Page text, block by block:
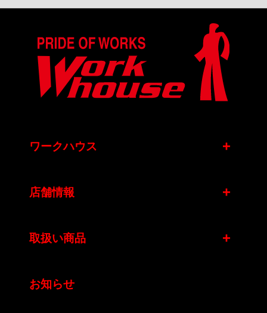
ワークハウス +
店舗情報 +
取扱い商品 +
お知らせ